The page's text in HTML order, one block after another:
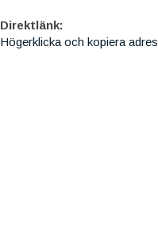
Direktlänk:
Högerklicka och kopiera